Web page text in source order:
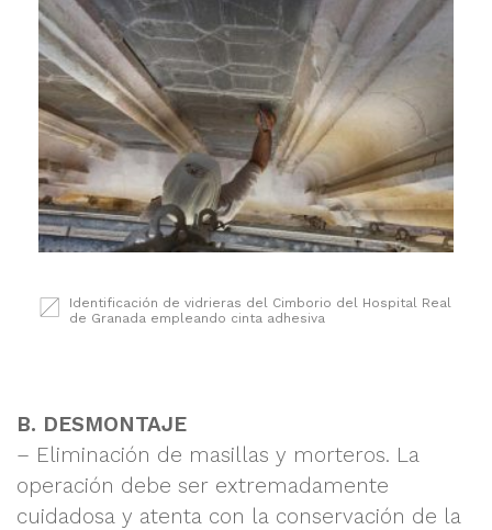
Identificación de vidrieras del Cimborio del Hospital Real
de Granada empleando cinta adhesiva
B. DESMONTAJE
– Eliminación de masillas y morteros. La
operación debe ser extremadamente
cuidadosa y atenta con la conservación de la